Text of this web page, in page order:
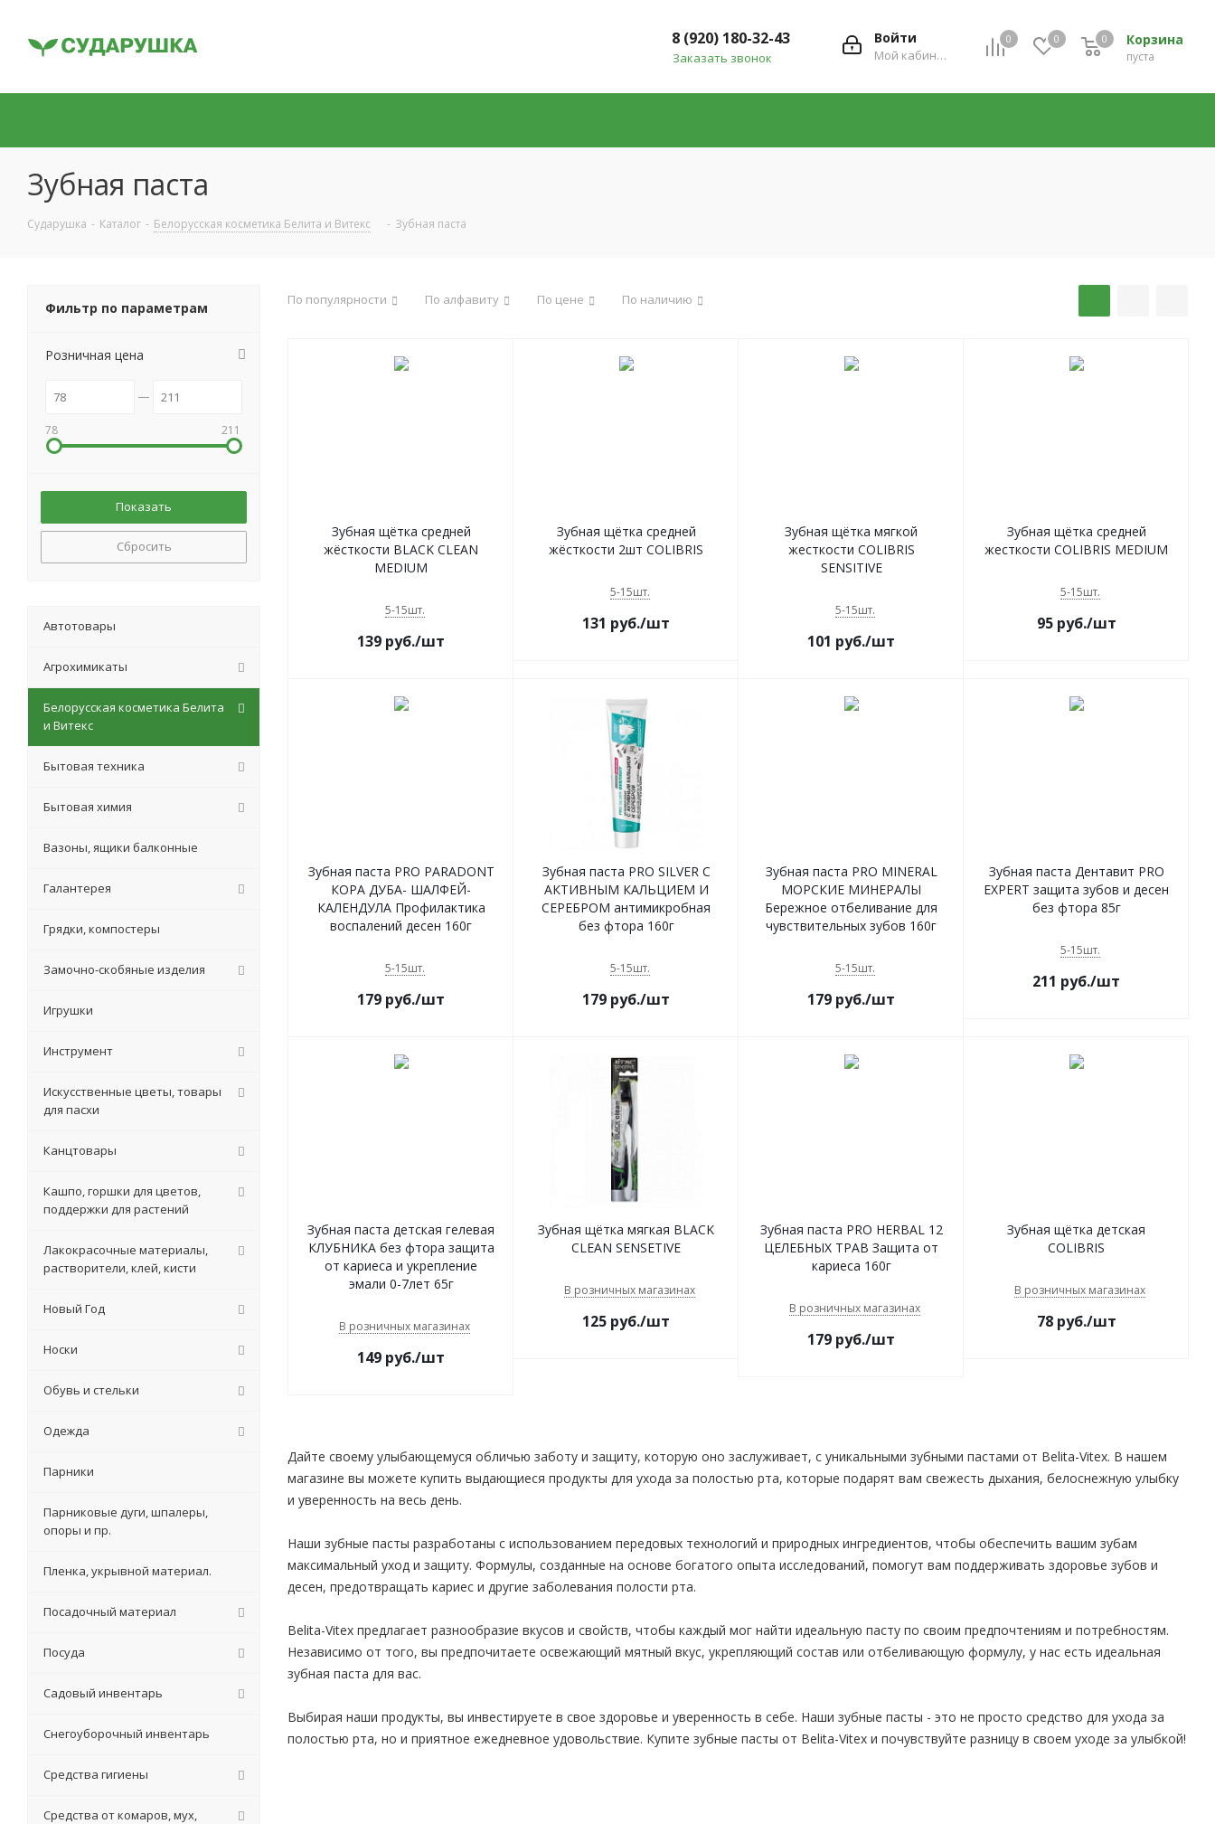
0 0 Корзина
0
пуста
0
Войти
Мой кабинет
8 (920) 180-32-43
Заказать звонок
Зубная паста
Сударушка - Каталог - Белорусская косметика Белита и Витекс - Зубная паста
По популярности По алфавиту По цене По наличию
Зубная щётка средней
жёсткости BLACK CLEAN
MEDIUM
5-15шт.
139 руб./шт
Зубная щётка средней
жёсткости 2шт COLIBRIS
5-15шт.
131 руб./шт
Зубная щётка мягкой
жесткости COLIBRIS
SENSITIVE
5-15шт.
101 руб./шт
Зубная щётка средней
жесткости COLIBRIS MEDIUM
5-15шт.
95руб./шт
Зубная паста PRO PARADONT
КОРА ДУБА- ШАЛФЕЙ-
КАЛЕНДУЛА Профилактика
воспалений десен 160г
5-15шт.
179 руб./шт
Зубная паста PRO SILVER С
АКТИВНЫМ КАЛЬЦИЕМ И
СЕРЕБРОМ антимикробная
без фтора 160г
5-15шт.
179 руб./шт
Зубная паста PRO MINERAL
МОРСКИЕ МИНЕРАЛЫ
Бережное отбеливание для
чувствительных зубов 160г
5-15шт.
179 руб./шт
Зубная паста Дентавит PRO
EXPERT защита зубов и десен
без фтора 85г
5-15шт.
211 руб./шт
Зубная паста детская гелевая
КЛУБНИКА без фтора защита
от кариеса и укрепление
эмали 0-7лет 65г
В розничных магазинах
149 руб./шт
Зубная щётка мягкая BLACK
CLEAN SENSETIVE
В розничных магазинах
125 руб./шт
Зубная паста PRO HERBAL 12
ЦЕЛЕБНЫХ ТРАВ Защита от
кариеса 160г
В розничных магазинах
179 руб./шт
Зубная щётка детская
COLIBRIS
В розничных магазинах
78руб./шт
Дайте своему улыбающемуся обличью заботу и защиту, которую оно заслуживает, с уникальными зубными пастами от Belita-Vitex. В нашем
магазине вы можете купить выдающиеся продукты для ухода за полостью рта, которые подарят вам свежесть дыхания, белоснежную улыбку
и уверенность на весь день.
Наши зубные пасты разработаны с использованием передовых технологий и природных ингредиентов, чтобы обеспечить вашим зубам
максимальный уход и защиту. Формулы, созданные на основе богатого опыта исследований, помогут вам поддерживать здоровье зубов и
десен, предотвращать кариес и другие заболевания полости рта.
Belita-Vitex предлагает разнообразие вкусов и свойств, чтобы каждый мог найти идеальную пасту по своим предпочтениям и потребностям.
Независимо от того, вы предпочитаете освежающий мятный вкус, укрепляющий состав или отбеливающую формулу, у нас есть идеальная
зубная паста для вас.
Выбирая наши продукты, вы инвестируете в свое здоровье и уверенность в себе. Наши зубные пасты - это не просто средство для ухода за
полостью рта, но и приятное ежедневное удовольствие. Купите зубные пасты от Belita-Vitex и почувствуйте разницу в своем уходе за улыбкой!
Фильтр по параметрам
Розничная цена
78 211
Сбросить
Автотовары
Агрохимикаты
Белорусская косметика Белита
и Витекс
Бытовая техника
Бытовая химия
Вазоны, ящики балконные
Галантерея
Грядки, компостеры
Замочно-скобяные изделия
Игрушки
Инструмент
Искусственные цветы, товары
для пасхи
Канцтовары
Кашпо, горшки для цветов,
поддержки для растений
Лакокрасочные материалы,
растворители, клей, кисти
Новый Год
Носки
Обувь и стельки
Одежда
Парники
Парниковые дуги, шпалеры,
опоры и пр.
Пленка, укрывной материал.
Посадочный материал
Посуда
Садовый инвентарь
Снегоуборочный инвентарь
Средства гигиены
Средства от комаров, мух,